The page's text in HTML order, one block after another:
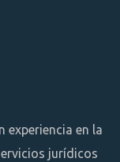
experiencia en la
jurídicos